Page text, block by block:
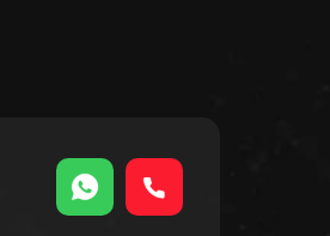
КУЗОВНОЙ РЕМОНТ